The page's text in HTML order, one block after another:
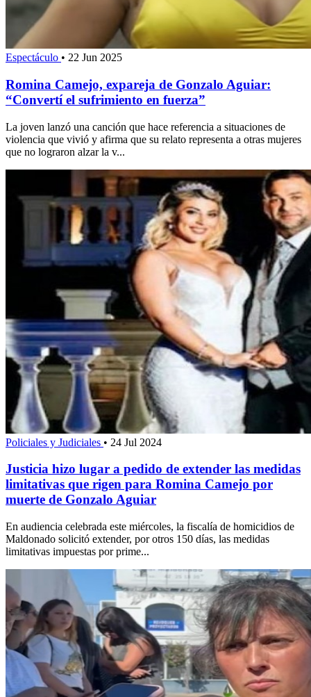
Espectáculo • 22 Jun 2025
Romina Camejo, expareja de Gonzalo Aguiar:
“Convertí el sufrimiento en fuerza”
La joven lanzó una canción que hace referencia a situaciones de
violencia que vivió y afirma que su relato representa a otras mujeres
que no lograron alzar la v...
Policiales y Judiciales • 24 Jul 2024
Justicia hizo lugar a pedido de extender las medidas
limitativas que rigen para Romina Camejo por
muerte de Gonzalo Aguiar
En audiencia celebrada este miércoles, la fiscalía de homicidios de
Maldonado solicitó extender, por otros 150 días, las medidas
limitativas impuestas por prime...